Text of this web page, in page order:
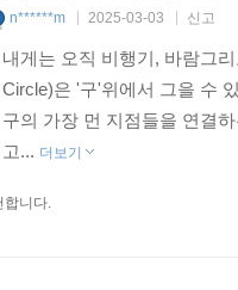
같은 느낌이 든다.
n******m 2025-03-03 신고
내게는 오직 비행기, 바람그
Circle)은 '구'위에서 그을 수
구의 가장 먼 지점들을 연결
고... 더보기
합니다.